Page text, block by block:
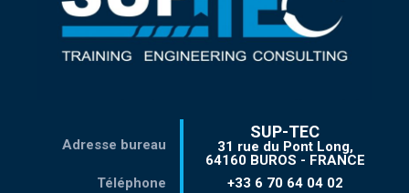
Adresse bureau
SUP-TEC
31 rue du Pont Long,
64160 BUROS - FRANCE
Téléphone
+33 6 70 64 04 02